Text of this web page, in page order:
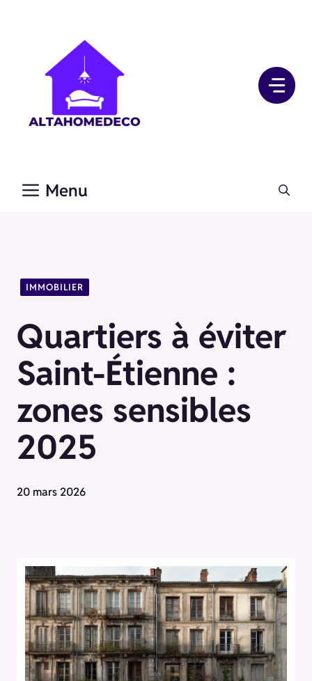
Menu
IMMOBILIER
Quartiers à éviter
Saint-Étienne :
zones sensibles
2025
20 mars 2026